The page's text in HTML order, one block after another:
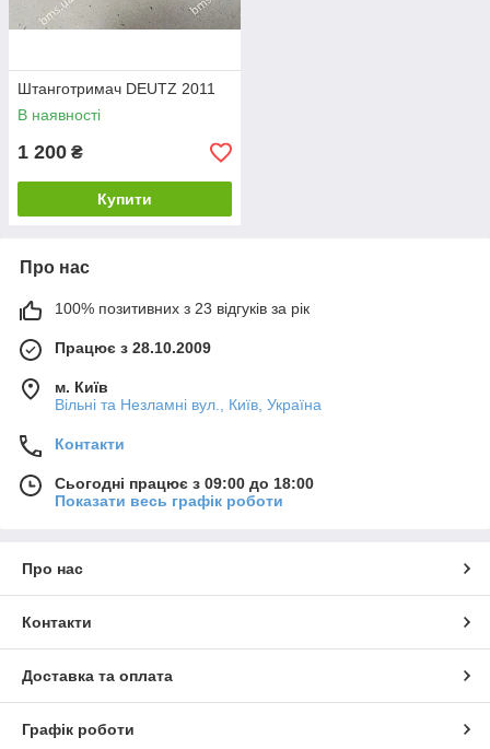
Штанготримач DEUTZ 2011
В наявності
1 200 ₴
Купити
Про нас
100% позитивних з 23 відгуків за рік
Працює з 28.10.2009
м. Київ
Вільні та Незламні вул., Київ, Україна
Контакти
Сьогодні працює з 09:00 до 18:00
Показати весь графік роботи
Про нас
Контакти
Доставка та оплата
Графік роботи